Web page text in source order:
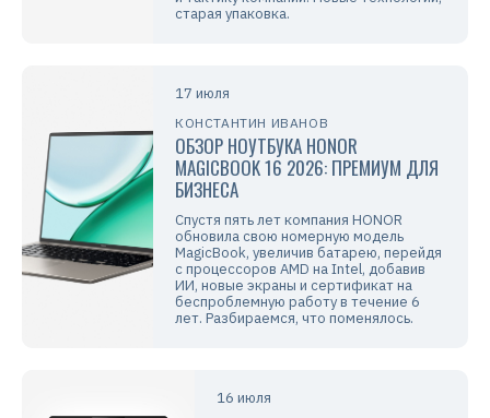
старая упаковка.
17 июля
КОНСТАНТИН ИВАНОВ
ОБЗОР НОУТБУКА HONOR
MAGICBOOK 16 2026: ПРЕМИУМ ДЛЯ
БИЗНЕСА
Спустя пять лет компания HONOR
обновила свою номерную модель
MagicBook, увеличив батарею, перейдя
с процессоров AMD на Intel, добавив
ИИ, новые экраны и сертификат на
беспроблемную работу в течение 6
лет. Разбираемся, что поменялось.
16 июля